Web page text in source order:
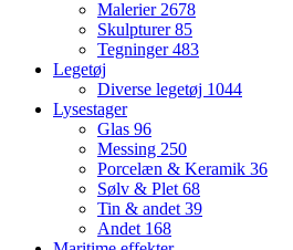
Malerier2678
Skulpturer85
Tegninger483
Legetøj
Diverse legetøj 1044
Lysestager
Glas 96
Messing 250
Porcelæn & Keramik 36
Sølv & Plet68
Tin & andet39
Andet 168